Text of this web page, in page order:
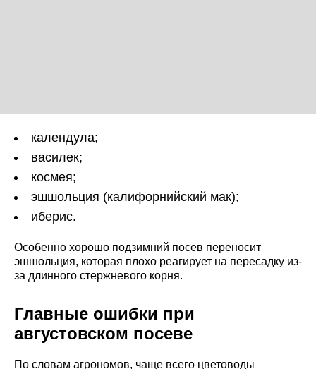
календула;
василек;
космея;
эшшольция (калифорнийский мак);
иберис.
Особенно хорошо подзимний посев переносит
эшшольция, которая плохо реагирует на пересадку из-
за длинного стержневого корня.
Главные ошибки при
августовском посеве
По словам агрономов, чаще всего цветоводы